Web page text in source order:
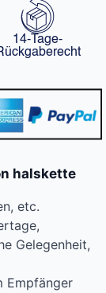
14-Tage-
halskette
etc.
Gelegenheit,
Empfänger